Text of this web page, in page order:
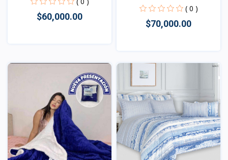
$60,000.00
( 0 )
$70,000.00
Vista